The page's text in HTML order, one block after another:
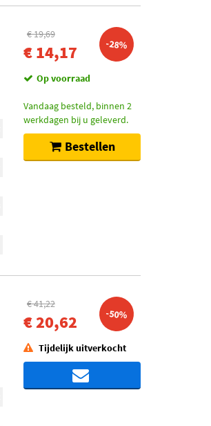
€ 19,69
€ 14,17 -28%
Op voorraad
Vandaag besteld, binnen 2
werkdagen bij u geleverd.
Bestellen
€ 41,22
€ 20,62 -50%
Tijdelijk uitverkocht